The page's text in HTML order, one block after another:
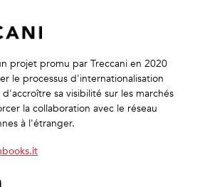
projet promu par Treccani en 2020
le processus d'internationalisation
sa visibilité sur les marchés
la collaboration avec le réseau
à l'étranger.